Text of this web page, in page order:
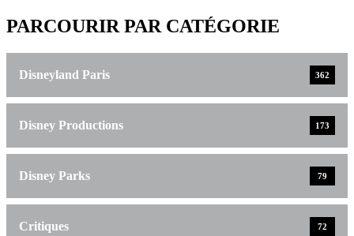
PARCOURIR PAR CATÉGORIE
Disneyland Paris 362
Disney Productions 173
Disney Parks 79
Critiques 72